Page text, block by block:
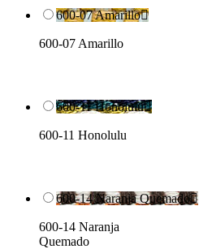
600-07 Amarillo
600-07 Amarillo
600-11 Honolulu
600-11 Honolulu
600-14 Naranja Quemado
600-14 Naranja
Quemado